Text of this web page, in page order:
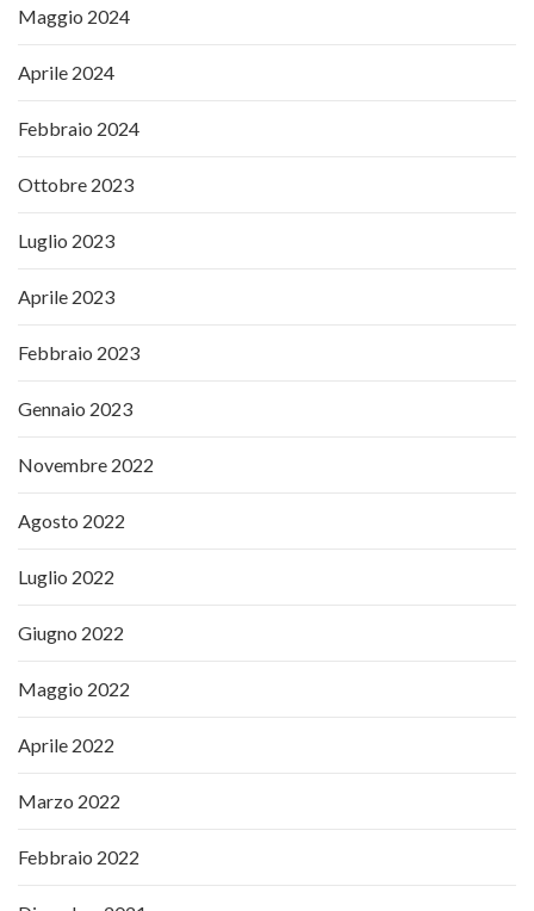
Maggio 2024
Aprile 2024
Febbraio 2024
Ottobre 2023
Luglio 2023
Aprile 2023
Febbraio 2023
Gennaio 2023
Novembre 2022
Agosto 2022
Luglio 2022
Giugno 2022
Maggio 2022
Aprile 2022
Marzo 2022
Febbraio 2022